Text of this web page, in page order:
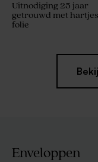
Uitnodiging 25 jaar
getrouwd met
folie
Enveloppen